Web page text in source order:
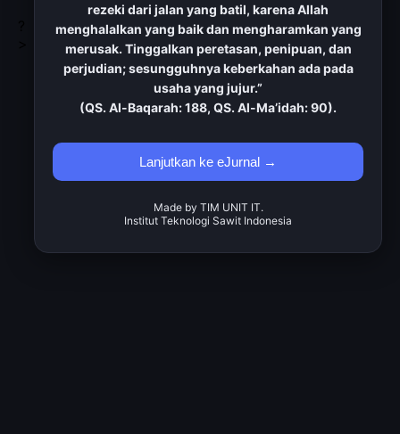
rezeki dari jalan yang batil, karena Allah
menghalalkan yang baik dan mengharamkan yang
merusak. Tinggalkan peretasan, penipuan, dan
perjudian; sesungguhnya keberkahan ada pada
usaha yang jujur.”
(QS. Al-Baqarah: 188, QS. Al-Ma’idah: 90).
Lanjutkan ke eJurnal →
Made by TIM UNIT IT.
Institut Teknologi Sawit Indonesia